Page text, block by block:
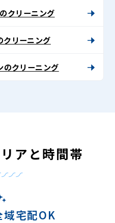
クリーニング
クリーニング
のクリーニング
アと時間帯
域宅配OK